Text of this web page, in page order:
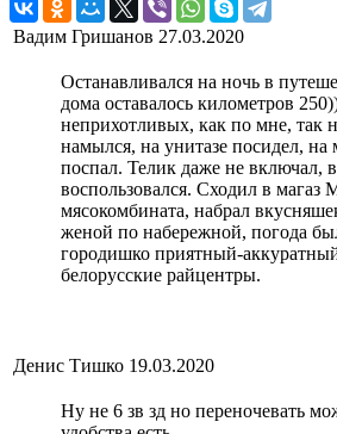
Вадим Гришанов 27.03.2020
Останавливался на ночь в
дома оставалось километров
неприхотливых, как по мне, так
намылся, на унитазе посидел, на
поспал. Телик даже не включал,
воспользовался. Сходил в магаз
мясокомбината, набрал
женой по набережной, погода
городишко приятный-
белорусские райцентры.
Денис Тишко 19.03.2020
Ну не 6 зв зд но переночевать